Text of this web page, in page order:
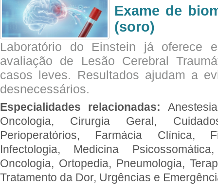
Exame de
(soro)
Laboratório do Einstein já oferece
avaliação de Lesão Cerebral
casos leves. Resultados ajudam a
desnecessários.
Especialidades relacionadas:
Oncologia, Cirurgia Geral,
Perioperatórios, Farmácia Clínica,
Infectologia, Medicina
Oncologia, Ortopedia, Pneumologia,
Tratamento da Dor, Urgências e